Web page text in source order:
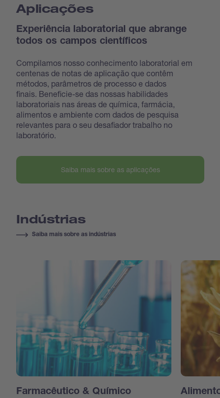
Aplicações
Experiência laboratorial que abrange
todos os campos científicos
Compilamos nosso conhecimento laboratorial em
centenas de notas de aplicação que contêm
métodos, parâmetros de processo e dados
finais. Beneficie-se das nossas habilidades
laboratoriais nas áreas de química, farmácia,
alimentos e ambiente com dados de pesquisa
relevantes para o seu desafiador trabalho no
laboratório.
Saiba mais sobre as aplicações
Indústrias
Saiba mais sobre as indústrias
Farmacêutico & Químico